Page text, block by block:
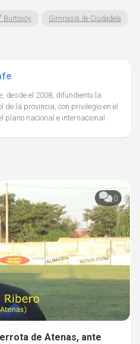
Burtovoy Gimnasia de Ciudadela
desde el 2008, difundiento la
de la provincia, con privilegio en el
plano nacional e internacional
0
de Atenas, ante